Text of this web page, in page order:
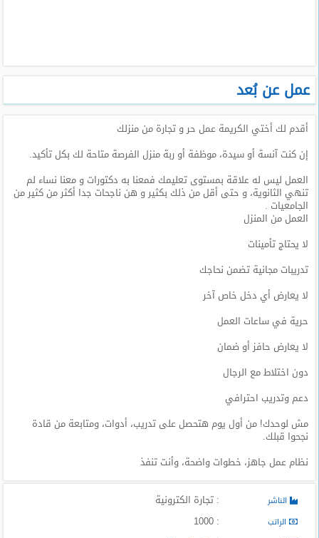
تصفح
الوظائف
وظائف
اليوم
وظائف
السعودية
اليوم
وظائف
مصر
اليوم
حكومية
المدونة
عمل عن بُعد
أقدم لك أختي الكريمة عمل حر و تجارة من منزلك
إن كنت آنسة أو سيدة، موظفة أو ربة منزل الفرصة متاحة لك بكل تأكيد.
العمل ليس له علاقة بمستوى تعليمك فمعنا به دكتورات و معنا نساء لم
تنهي الثانوية، و حتى أقل من ذلك بكثير و هن ناجحات جدا أكثر من كثير من
الجامعيات .
العمل من المنزل
لا يحتاج تأمينات
تدريبات مجانية تضمن نحاجك
لا يعارض أي دخل خاص آخر
حرية في ساعات العمل
لا يعارض حافز أو ضمان
دون اختلاط مع الرجال
دعم وتدريب احترافي
مش لوحدك! من أول يوم هتحصل على تدريب، أدوات، ومتابعة من قادة
نجحوا قبلك.
نظام عمل جاهز، خطوات واضحة، وأنت تنفذ
الناشر : تجارة الكترونية
الراتب : 1000